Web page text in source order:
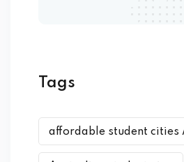
Tags
affordable student cities